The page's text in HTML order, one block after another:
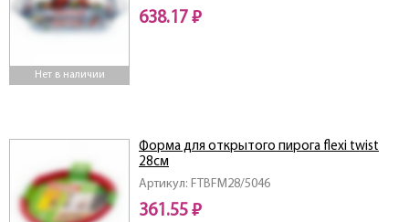
Нет в наличии
638.17 ₽
Артикул: FTBFM28/5046
Форма для открытого пирога flexi twist
28см
361.55 ₽